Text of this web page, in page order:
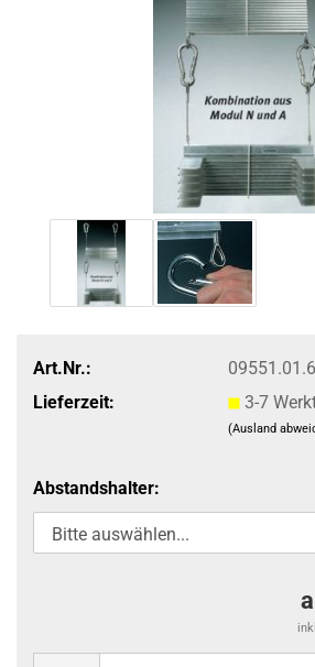
Art.Nr.:
Lieferzeit:
3-7
(Ausland
Abstandshalter: